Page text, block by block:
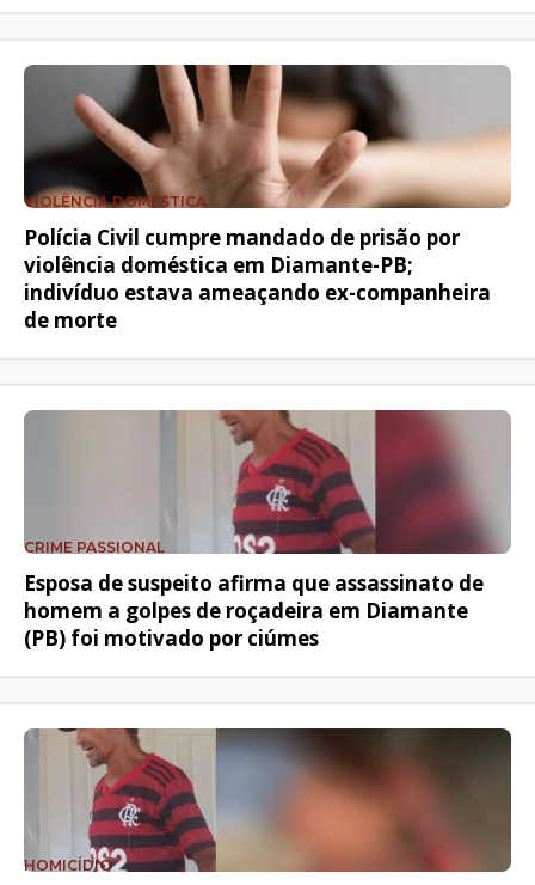
VIOLÊNCIA DOMÉSTICA
Polícia Civil cumpre mandado de prisão por
violência doméstica em Diamante-PB;
indivíduo estava ameaçando ex-companheira
de morte
CRIME PASSIONAL
Esposa de suspeito afirma que assassinato de
homem a golpes de roçadeira em Diamante
(PB) foi motivado por ciúmes
HOMICÍDIO